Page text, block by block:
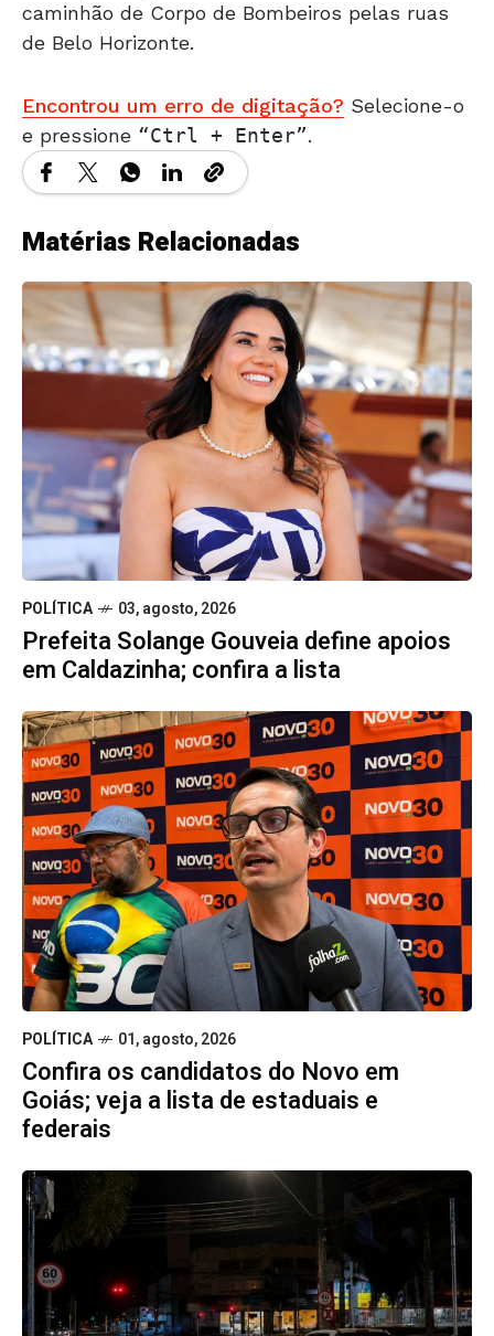
caminhão de Corpo de Bombeiros pelas ruas
de Belo Horizonte.
Encontrou um erro de digitação? Selecione-o
e pressione
Ctrl + Enter .
Matérias Relacionadas
POLÍTICA 03, agosto, 2026
Prefeita Solange Gouveia define apoios
em Caldazinha; confira a lista
POLÍTICA 01, agosto, 2026
Confira os candidatos do Novo em
Goiás; veja a lista de estaduais e
federais